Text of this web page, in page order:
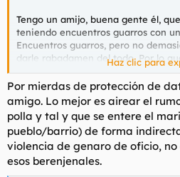
Tengo un amijo, buena gente él,
teniendo encuentros guarros con
Encuentros guarros, pero no
darle rabadamen del todo. Por lo
metidas de mano y demás mierdas
porque la puta esa no se atrevía a
menearle la polla al colega no
pero bueno, así son las tías de
La cosa, es que después de este
esa le ha dado remordimiento de
a saber y le ha dicho al amic que
siguen la amistac pero sin
Haz clic para
Por mierdas de protección de
amigo. Lo mejor es airear el
polla y tal y que se entere el
pueblo/barrio) de forma
violencia de genaro de oficio, no
esos berenjenales.